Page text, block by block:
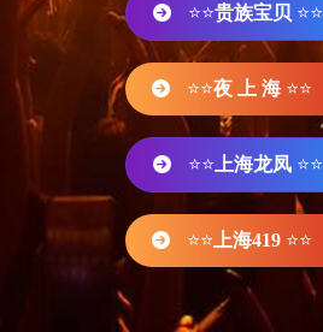
⭐⭐贵族宝贝 ⭐⭐
⭐⭐夜 上 海 ⭐⭐
⭐⭐ 上海龙凤 ⭐⭐
⭐⭐ 上海419 ⭐⭐